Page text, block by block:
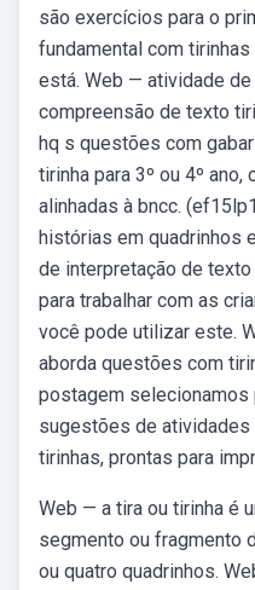
são exercícios para o
fundamental com
está. Web — atividade
compreensão de texto
hq s questões com
tirinha para 3º ou 4º
alinhadas à bncc.
histórias em quadrinhos
de interpretação de
para trabalhar com as
você pode utilizar este.
aborda questões com
postagem selecionamos
sugestões de atividades
tirinhas, prontas para
Web — a tira ou tirinha é
segmento ou fragmento
ou quatro quadrinhos.